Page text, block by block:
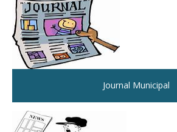
Journal Municipal